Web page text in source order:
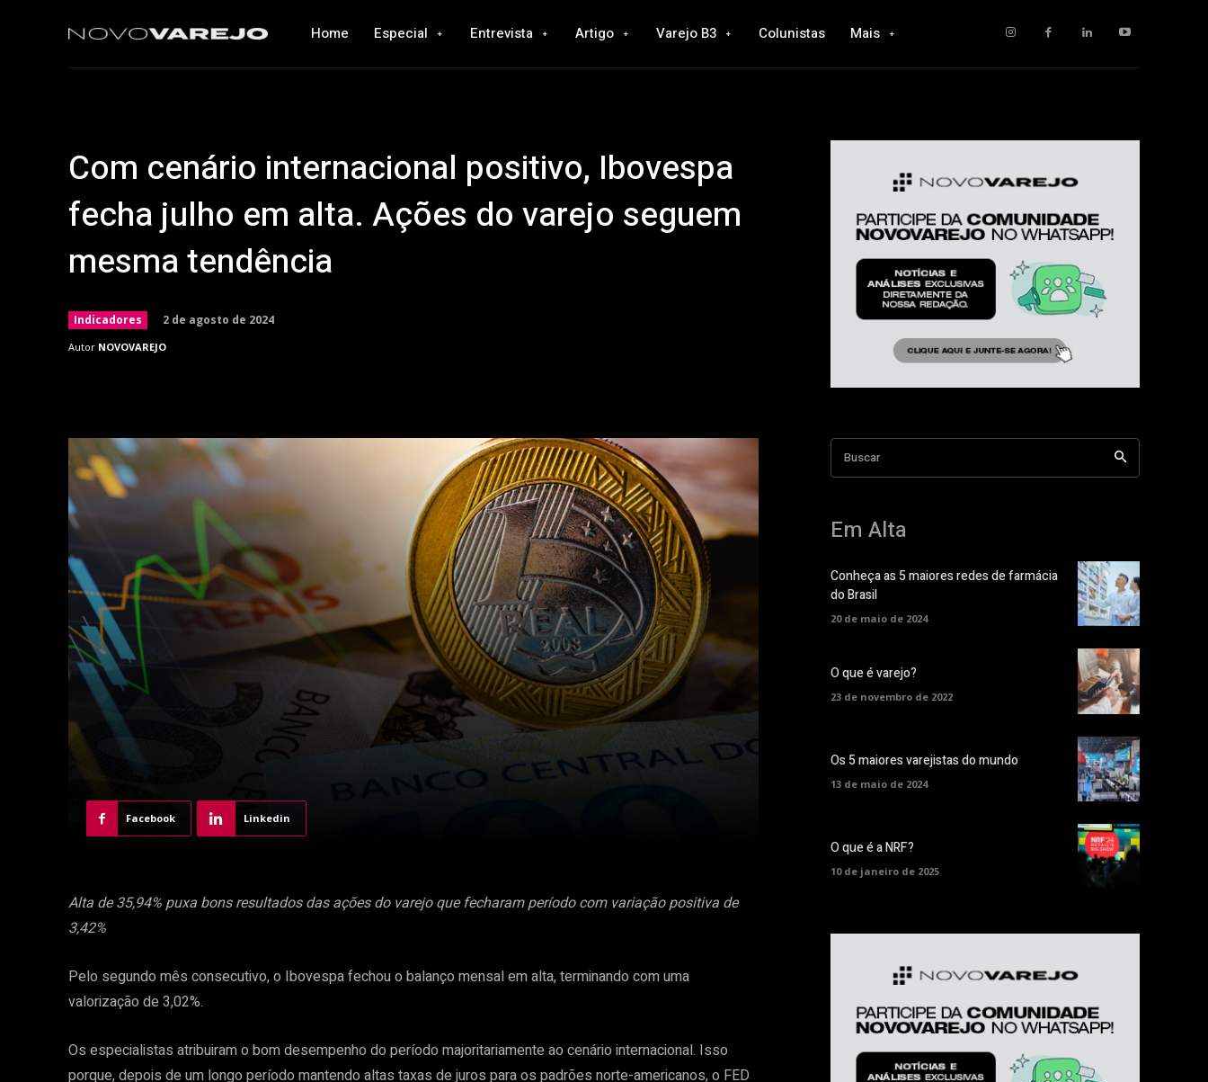
Home Especial Entrevista Artigo Varejo B3 Colunistas Mais
Com cenário internacional positivo, Ibovespa
fecha julho em alta. Ações do varejo seguem
mesma tendência
Indicadores 2 de agosto de 2024
Autor NOVOVAREJO
Facebook Linkedin
Alta de 35,94% puxa bons resultados das ações do varejo que fecharam período com variação positiva de
3,42%
Pelo segundo mês consecutivo, o Ibovespa fechou o balanço mensal em alta, terminando com uma
valorização de 3,02%.
Os especialistas atribuiram o bom desempenho do período majoritariamente ao cenário internacional. Isso
porque, depois de um longo período mantendo altas taxas de juros para os padrões norte-americanos, o FED
Buscar
Em Alta
Conheça as 5 maiores redes de farmácia
do Brasil
20 de maio de 2024
O que é varejo?
23 de novembro de 2022
Os 5 maiores varejistas do mundo
13 de maio de 2024
O que é a NRF?
10 de janeiro de 2025